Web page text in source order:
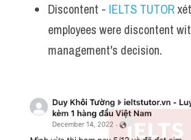
Discontent - IELTS TUTOR
employees were discontent
management's decision.